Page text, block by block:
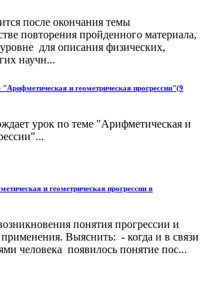
после окончания темы
повторения пройденного материала,
для описания физических,
научн...
и геометрическая прогрессии"(9
урок по теме "Арифметическая и
и геометрическая прогрессии в
понятия прогрессии и
Выяснить: - когда и в связи
человека появилось понятие пос...